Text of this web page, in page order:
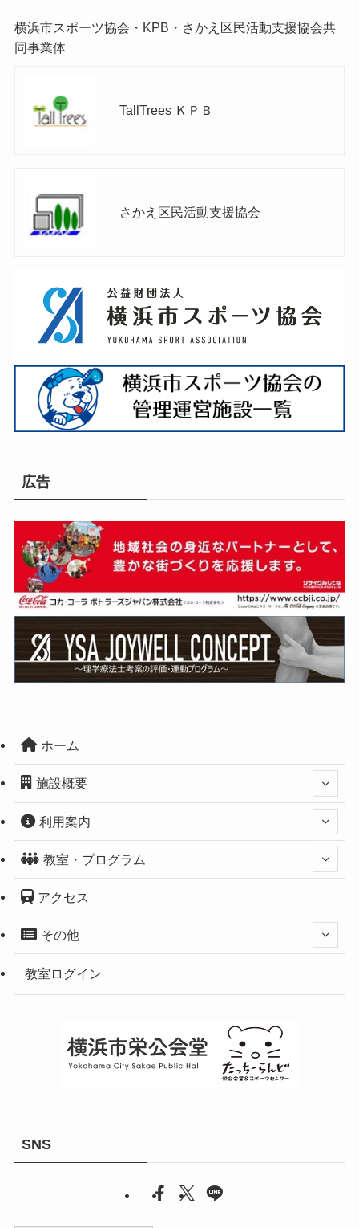
横浜市スポーツ協会・KPB・さかえ区民活動支援協会共
同事業体
TallTrees ＫＰＢ
さかえ区民活動支援協会
広告
ホーム
施設概要
利用案内
教室・プログラム
アクセス
その他
教室ログイン
SNS